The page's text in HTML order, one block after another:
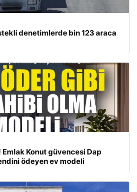
denetimlerde bin 123 araca
Emlak Konut güvencesi Dap
ödeyen ev modeli